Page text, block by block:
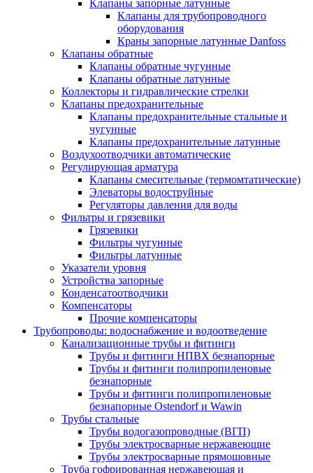
Клапаны запорные латунные
Клапаны для трубопроводного
оборудования
Краны запорные латунные Danfoss
Клапаны обратные
Клапаны обратные чугунные
Клапаны обратные латунные
Коллекторы и гидравлические стрелки
Клапаны предохранительные
Клапаны предохранительные стальные и
чугунные
Клапаны предохранительные латунные
Воздухоотводчики автоматические
Регулирующая арматура
Клапаны смесительные (термомтатические)
Элеваторы водоструйные
Регуляторы давления для воды
Фильтры и грязевики
Грязевики
Фильтры чугунные
Фильтры латунные
Указатели уровня
Устройства запорные
Конденсатоотводчики
Компенсаторы
Прочие компенсаторы
Трубопроводы: водоснабжение и водоотведение
Канализационные трубы и фитинги
Трубы и фитинги НПВХ безнапорные
Трубы и фитинги полипропиленовые
безнапорные
Трубы и фитинги полипропиленовые
безнапорные Ostendorf и Wawin
Трубы стальные
Трубы водогазопроводные (ВГП)
Трубы электросварные нержавеющие
Трубы электросварные прямошовные
Труба гофрированная нержавеющая и